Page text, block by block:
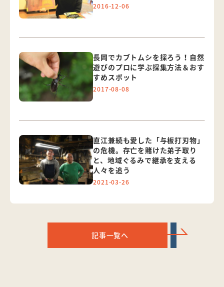
2016-12-06
長岡でカブトムシを採ろう！自然
遊びのプロに学ぶ採集方法＆おす
すめスポット
2017-08-08
直江兼続も愛した「与板打刃物」
の危機。存亡を賭けた弟子取り
と、地域ぐるみで継承を支える
人々を追う
2021-03-26
記事一覧へ